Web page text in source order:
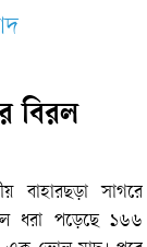
বিরল
বাহারছড়া সাগরে
ধরা পড়েছে ১৬৬